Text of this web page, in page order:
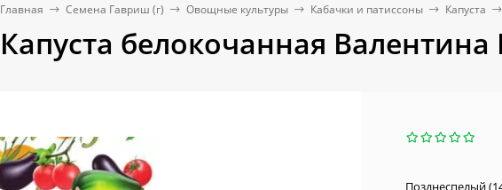
Главная Семена Гавриш (г) Овощные культуры Кабачки и патиссоны Капуста
Капуста белокочанная
Позднеспелый